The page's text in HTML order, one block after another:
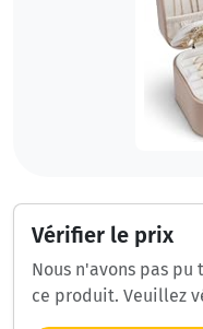
Vérifier le prix
Nous n'avons pas
ce produit. Veuillez